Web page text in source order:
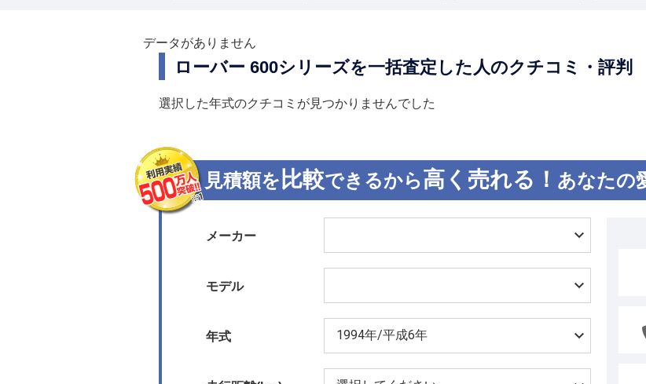
データがありません
ローバー 600シリーズを一括査定した人のクチコミ・評判
選択した年式のクチコミが見つかりませんでした
見積額を 比較できるから高く売れる！ あなたの
メーカー
モデル
年式